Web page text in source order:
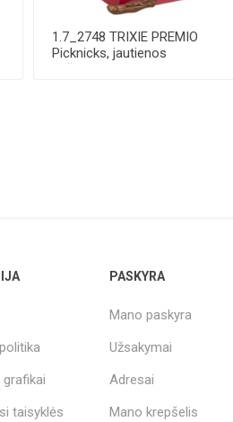
1.7_2748 TRIXIE PREMIO
Picknicks, jautienos
dešrelės, 8 cm, ...
taisyklės
PASKYRA
Mano paskyra
Užsakymai
Adresai
Mano krepšelis